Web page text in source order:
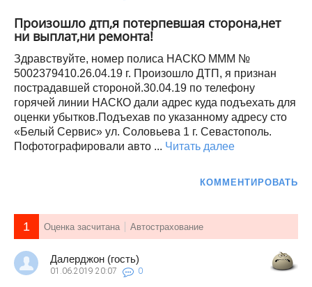
Произошло дтп,я потерпевшая сторона,нет
ни выплат,ни ремонта!
Здравствуйте, номер полиса НАСКО МММ №
5002379410.26.04.19 г. Произошло ДТП, я признан
пострадавшей стороной.30.04.19 по телефону
горячей линии НАСКО дали адрес куда подъехать для
оценки убытков.Подъехав по указанному адресу сто
«Белый Сервис» ул. Соловьева 1 г. Севастополь.
Пофотографировали авто ... Читать далее
КОММЕНТИРОВАТЬ
1 Оценка засчитана Автострахование
Далерджон (гость)
01.06.2019 20:07 0